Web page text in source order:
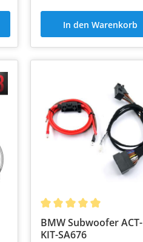
In den Warenkorb
BMW Subwoofer ACT-
KIT-SA676